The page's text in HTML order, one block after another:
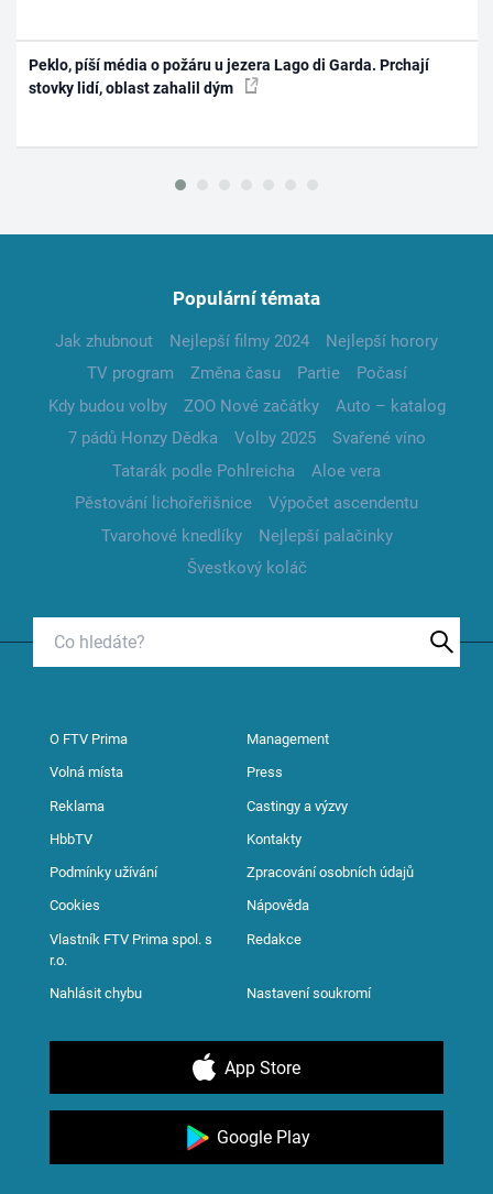
Peklo, píší média o požáru u jezera Lago di Garda. Prchají
stovky lidí, oblast zahalil dým
Populární témata
Jak zhubnout Nejlepší filmy 2024
Nejlepší horory
TV program
Změna času Partie
Počasí
Kdy budou volby
ZOO Nové začátky
Auto – katalog
7 pádů Honzy Dědka
Volby 2025
Svařené víno
Tatarák podle Pohlreicha
Aloe vera
Pěstování lichořeřišnice
Výpočet ascendentu
Tvarohové knedlíky
Nejlepší palačinky
Švestkový koláč
O FTV Prima Management
Volná místa Press
Reklama Castingy a výzvy
HbbTV Kontakty
Podmínky užívání Zpracování osobních údajů
Cookies Nápověda
Vlastník FTV Prima spol. s
r.o.
Redakce
Nahlásit chybu Nastavení soukromí
App Store
Google Play